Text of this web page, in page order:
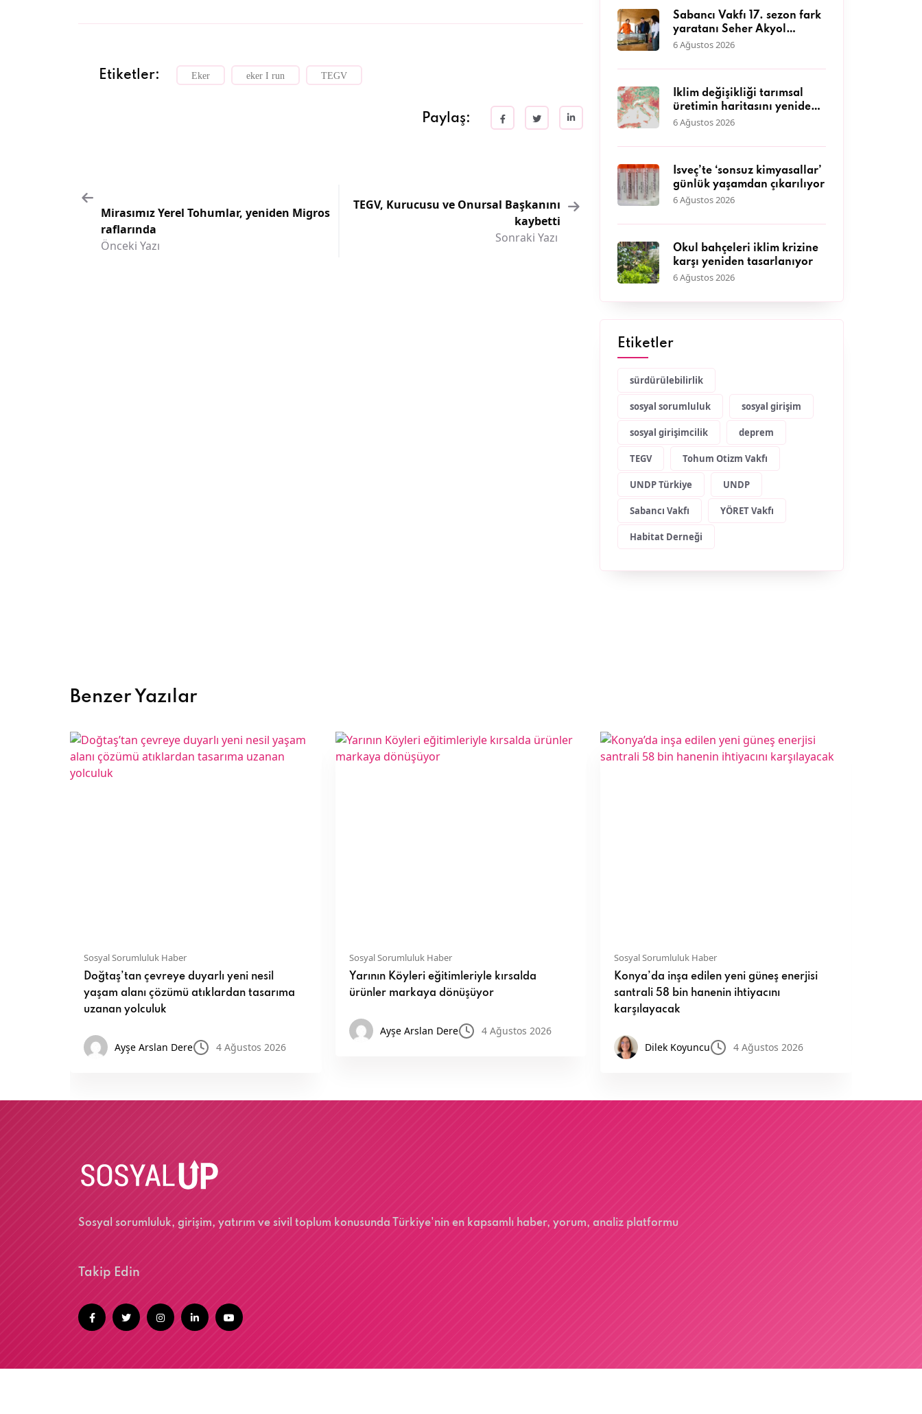
Etiketler: Eker eker I run TEGV
Paylaş:
Mirasımız Yerel Tohumlar, yeniden Migros
raflarında
Önceki Yazı
TEGV, Kurucusu ve Onursal Başkanını
kaybetti
Sonraki Yazı
Sabancı Vakfı 17. sezon fark
yaratanı Seher Akyol
DEFAKOK Derneği ile kıyı
öncülük ediyor
6 Ağustos 2026
İklim değişikliği tarımsal
üretimin haritasını yeniden
çiziyor
6 Ağustos 2026
İsveç’te ‘sonsuz kimyasallar’
günlük yaşamdan çıkarılıyor
6 Ağustos 2026
Okul bahçeleri iklim krizine
karşı yeniden tasarlanıyor
6 Ağustos 2026
Etiketler
sürdürülebilirlik
sosyal sorumluluk sosyal girişim
sosyal girişimcilik deprem
TEGV Tohum Otizm Vakfı
UNDP Türkiye UNDP
Sabancı Vakfı YÖRET Vakfı
Habitat Derneği
Benzer Yazılar
Sosyal Sorumluluk Haber
Doğtaş’tan çevreye duyarlı yeni nesil
yaşam alanı çözümü atıklardan tasarıma
uzanan yolculuk
Ayşe Arslan Dere 4 Ağustos 2026
Sosyal Sorumluluk Haber
Yarının Köyleri eğitimleriyle kırsalda
ürünler markaya dönüşüyor
Ayşe Arslan Dere 4 Ağustos 2026
Sosyal Sorumluluk Haber
Konya’da inşa edilen yeni güneş enerjisi
santrali 58 bin hanenin ihtiyacını
karşılayacak
Dilek Koyuncu 4 Ağustos 2026
Sosyal sorumluluk, girişim, yatırım ve sivil toplum konusunda Türkiye'nin en kapsamlı haber, yorum, analiz platformu
Takip Edin